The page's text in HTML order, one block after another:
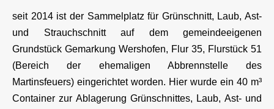
seit 2014 ist der Sammelplatz für Grünschnitt, Laub, Ast-
und Strauchschnitt auf dem gemeindeeigenen
Grundstück Gemarkung Wershofen, Flur 35, Flurstück 51
(Bereich der ehemaligen Abbrennstelle des
Martinsfeuers) eingerichtet worden. Hier wurde ein 40 m³
Container zur Ablagerung Grünschnittes, Laub, Ast- und